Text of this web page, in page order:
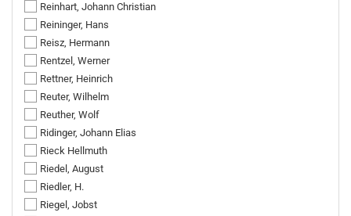
Reinhart, Johann Christian
Reininger, Hans
Reisz, Hermann
Rentzel, Werner
Rettner, Heinrich
Reuter, Wilhelm
Reuther, Wolf
Ridinger, Johann Elias
Rieck Hellmuth
Riedel, August
Riedler, H.
Riegel, Jobst